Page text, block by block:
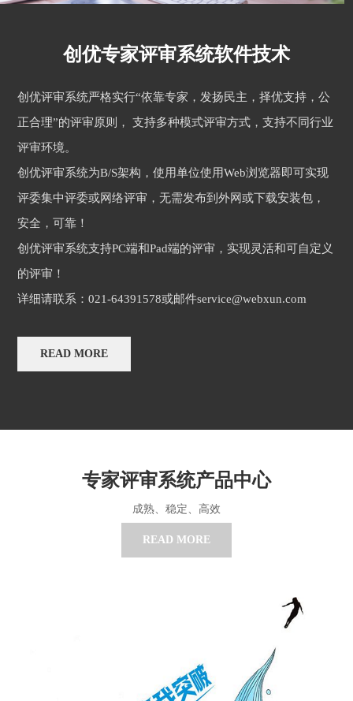
创优专家评审系统软件技术
创优评审系统严格实行“依靠专家，发扬民主，择优支持，公
正合理”的评审原则， 支持多种模式评审方式，支持不同行业
评审环境。
创优评审系统为B/S架构，使用单位使用Web浏览器即可实现
评委集中评委或网络评审，无需发布到外网或下载安装包，
安全，可靠！
创优评审系统支持PC端和Pad端的评审，实现灵活和可自定义
的评审！
详细请联系：021-64391578或邮件service@webxun.com
READ MORE
专家评审系统产品中心
成熟、稳定、高效
READ MORE